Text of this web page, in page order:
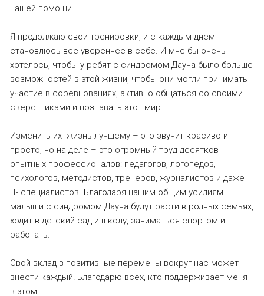
нашей помощи.
Я продолжаю свои тренировки, и с каждым днем
становлюсь все увереннее в себе. И мне бы очень
хотелось, чтобы у ребят с синдромом Дауна было больше
возможностей в этой жизни, чтобы они могли принимать
участие в соревнованиях, активно общаться со своими
сверстниками и познавать этот мир.
Изменить их жизнь лучшему – это звучит красиво и
просто, но на деле – это огромный труд десятков
опытных профессионалов: педагогов, логопедов,
психологов, методистов, тренеров, журналистов и даже
IT- специалистов. Благодаря нашим общим усилиям
малыши с синдромом Дауна будут расти в родных семьях,
ходит в детский сад и школу, заниматься спортом и
работать.
Свой вклад в позитивные перемены вокруг нас может
внести каждый! Благодарю всех, кто поддерживает меня
в этом!